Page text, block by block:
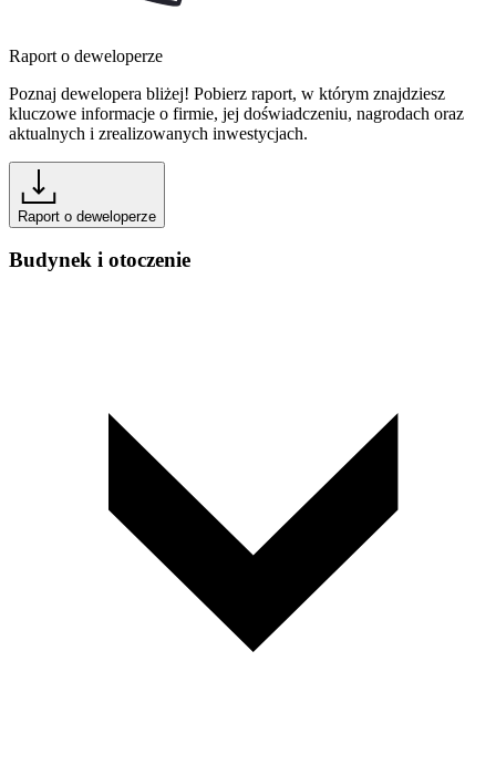
Raport o deweloperze
Poznaj dewelopera bliżej! Pobierz raport, w którym znajdziesz
kluczowe informacje o firmie, jej doświadczeniu, nagrodach oraz
aktualnych i zrealizowanych inwestycjach.
Raport o deweloperze
Budynek i otoczenie